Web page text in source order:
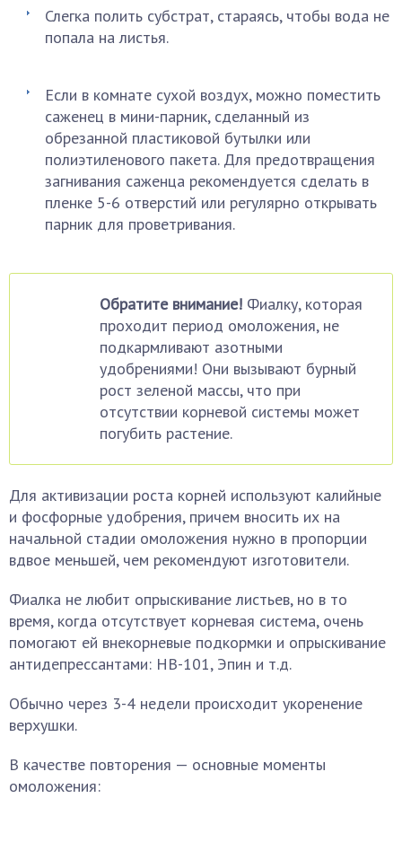
Слегка полить субстрат, стараясь, чтобы вода не
попала на листья.
Если в комнате сухой воздух, можно поместить
саженец в мини-парник, сделанный из
обрезанной пластиковой бутылки или
полиэтиленового пакета. Для предотвращения
загнивания саженца рекомендуется сделать в
пленке 5-6 отверстий или регулярно открывать
парник для проветривания.
Обратите внимание! Фиалку, которая
проходит период омоложения, не
подкармливают азотными
удобрениями! Они вызывают бурный
рост зеленой массы, что при
отсутствии корневой системы может
погубить растение.
Для активизации роста корней используют калийные
и фосфорные удобрения, причем вносить их на
начальной стадии омоложения нужно в пропорции
вдвое меньшей, чем рекомендуют изготовители.
Фиалка не любит опрыскивание листьев, но в то
время, когда отсутствует корневая система, очень
помогают ей внекорневые подкормки и опрыскивание
антидепрессантами: HB-101, Эпин и т.д.
Обычно через 3-4 недели происходит укоренение
верхушки.
В качестве повторения — основные моменты
омоложения: